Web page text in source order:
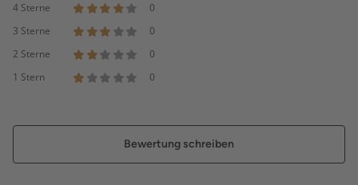
4 Sterne
0
3 Sterne
0
2 Sterne
0
1 Stern
0
Bewertung schreiben